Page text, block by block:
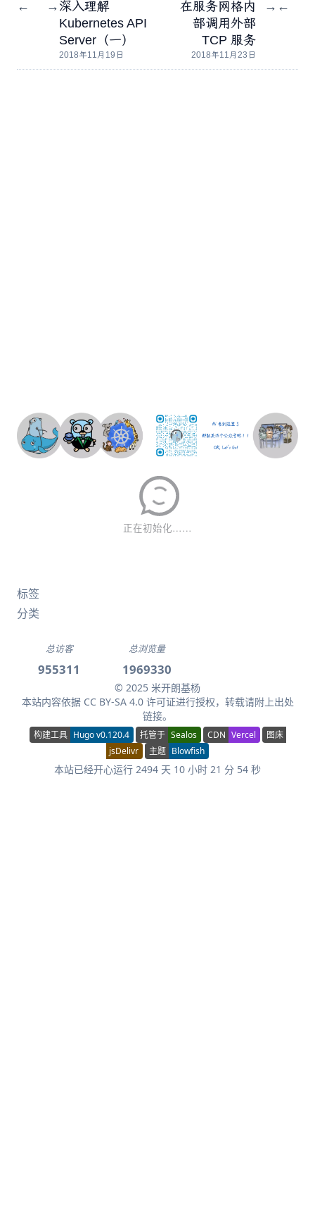
← → 深入理解
Kubernetes API
Server（一）
2018年11月19日
在服务网格内
部调用外部
TCP 服务
2018年11月23日
→ ←
标签
分类
总访客
955311
总浏览量
1969330
© 2025 米开朗基杨
本站内容依据 CC BY-SA 4.0许可证进行授权，转载请附上出处
链接。
构建工具 Hugo v0.120.4 托管于 Sealos CDN Vercel
图床
jsDelivr
主题 Blowfish
本站已经开心运行 2494 天 10 小时 21 分 55 秒